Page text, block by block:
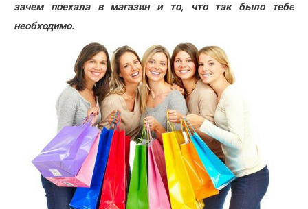
зачем поехала в магазин и то, что так было тебе
необходимо.